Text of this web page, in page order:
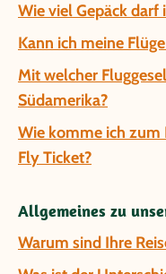
Wie viel Gepäck darf
Kann ich meine
Mit welcher
Südamerika?
Wie komme ich zum
Fly Ticket?
Allgemeines zu
Warum sind Ihre